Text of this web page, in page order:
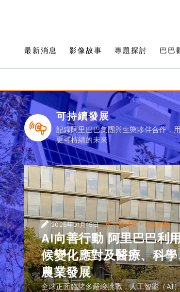
最新消息 影像故事 專題探討 巴巴
可持續發展
記錄阿里巴巴集團與生態夥伴合作，
更可持續的未來
2025年01月15日 |可持續發展· 科技創新
AI向善行動 阿里巴巴利
候變化應對及醫療、科
農業發展
全球正面臨諸多嚴峻挑戰，人工智能（AI